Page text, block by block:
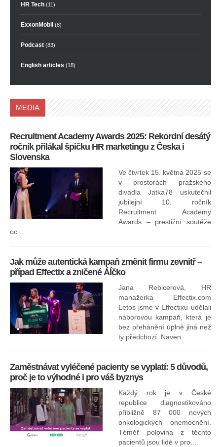
HR Tech (11)
ExxonMobil (8)
Podcast (83)
English articles (18)
MEDIA
Recruitment Academy Awards 2025: Rekordní desátý
ročník přilákal špičku HR marketingu z Česka i
Slovenska
Ve čtvrtek 15. května 2025 se
v prostorách pražského
divadla Jatka78 uskutečnil
jubilejní 10. ročník
Recruitment Academy
Awards – prestižní soutěže
oc...
Jak může autentická kampaň změnit firmu zevnitř –
případ Effectix a zničené ÁÍčko
Jana Rebicerová, HR
manažerka Effectix.com
Letos jsme v Effectixu udělali
náborovou kampaň, která je
bez přehánění úplně jiná než
ty předchozí. Naven...
Zaměstnávat vyléčené pacienty se vyplatí: 5 důvodů,
proč je to výhodné i pro váš byznys
Každý rok je v České
republice diagnostikováno
přibližně 87 000 nových
onkologických onemocnění.
Téměř polovina z těchto
pacientů jsou lidé v pro...